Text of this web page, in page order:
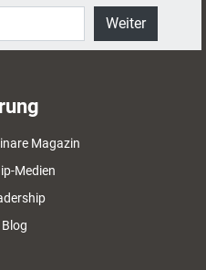
Weiter
Magazin
Medien
Blog